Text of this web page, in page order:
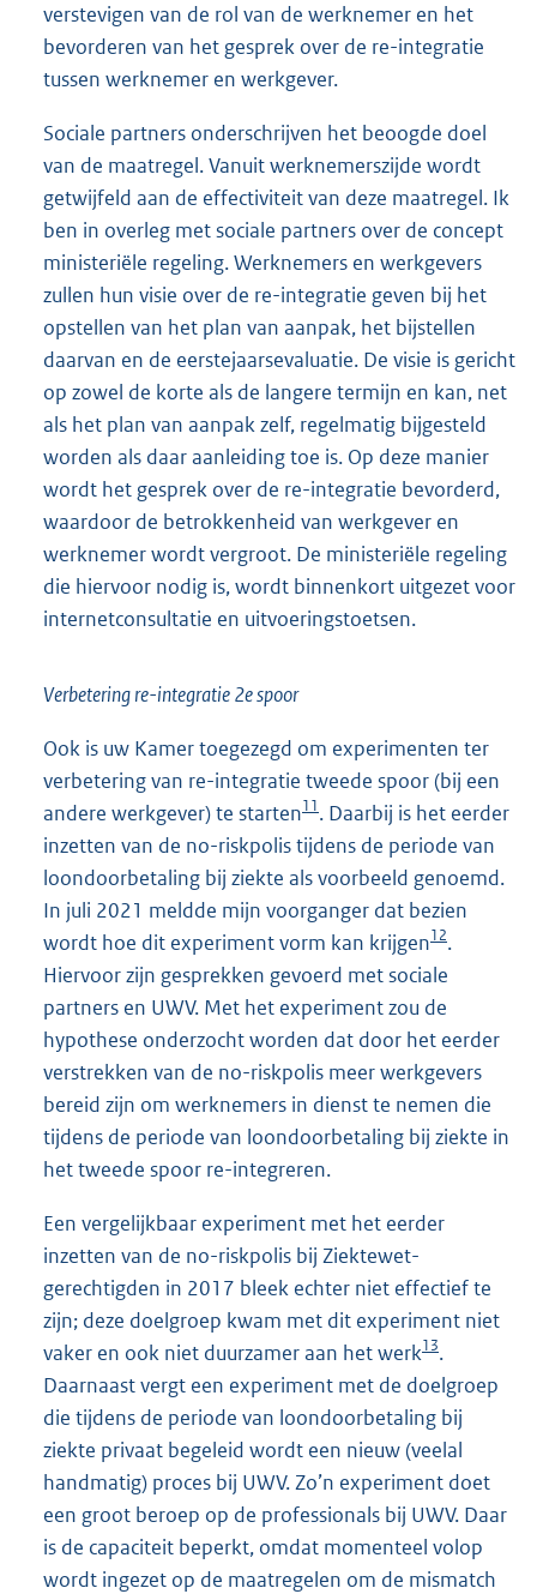
verstevigen van de rol van de werknemer en het
bevorderen van het gesprek over de re-integratie
tussen werknemer en werkgever.
Sociale partners onderschrijven het beoogde doel
van de maatregel. Vanuit werknemerszijde wordt
getwijfeld aan de effectiviteit van deze maatregel. Ik
ben in overleg met sociale partners over de concept
ministeriële regeling. Werknemers en werkgevers
zullen hun visie over de re-integratie geven bij het
opstellen van het plan van aanpak, het bijstellen
daarvan en de eerstejaarsevaluatie. De visie is gericht
op zowel de korte als de langere termijn en kan, net
als het plan van aanpak zelf, regelmatig bijgesteld
worden als daar aanleiding toe is. Op deze manier
wordt het gesprek over de re-integratie bevorderd,
waardoor de betrokkenheid van werkgever en
werknemer wordt vergroot. De ministeriële regeling
die hiervoor nodig is, wordt binnenkort uitgezet voor
internetconsultatie en uitvoeringstoetsen.
Verbetering re-integratie 2e spoor
Ook is uw Kamer toegezegd om experimenten ter
verbetering van re-integratie tweede spoor (bij een
andere werkgever) te starten11. Daarbij is het eerder
inzetten van de no-riskpolis tijdens de periode van
loondoorbetaling bij ziekte als voorbeeld genoemd.
In juli 2021 meldde mijn voorganger dat bezien
wordt hoe dit experiment vorm kan krijgen12.
Hiervoor zijn gesprekken gevoerd met sociale
partners en UWV. Met het experiment zou de
hypothese onderzocht worden dat door het eerder
verstrekken van de no-riskpolis meer werkgevers
bereid zijn om werknemers in dienst te nemen die
tijdens de periode van loondoorbetaling bij ziekte in
het tweede spoor re-integreren.
Een vergelijkbaar experiment met het eerder
inzetten van de no-riskpolis bij Ziektewet-
gerechtigden in 2017 bleek echter niet effectief te
zijn; deze doelgroep kwam met dit experiment niet
vaker en ook niet duurzamer aan het werk13.
Daarnaast vergt een experiment met de doelgroep
die tijdens de periode van loondoorbetaling bij
ziekte privaat begeleid wordt een nieuw (veelal
handmatig) proces bij UWV. Zo’n experiment doet
een groot beroep op de professionals bij UWV. Daar
is de capaciteit beperkt, omdat momenteel volop
wordt ingezet op de maatregelen om de mismatch